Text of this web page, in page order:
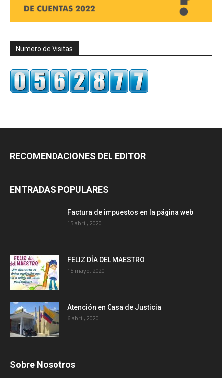
Numero de Visitas
RECOMENDACIONES DEL EDITOR
ENTRADAS POPULARES
Factura de impuestos en la página web
15 abril, 2020
FELIZ DÍA DEL MAESTRO
15 mayo, 2020
Atención en Casa de Justicia
6 abril, 2020
Sobre Nosotros